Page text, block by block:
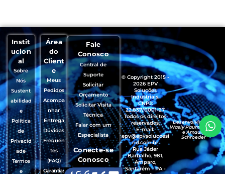
Instit
ucion
al
Sobre
Nós
Sustent
abilidad
e
Política
de
Privacid
ade
Termos
e
Área
do
Client
e
Meus
Pedidos
Acompa
nhar
Entrega
Dúvidas
Frequen
tes
(FAQ)
Garantias
Fale
Conosco
Central de
Suporte
Solicitar
Orçamento
Solicitar Visita
Técnica
Falar com um
Especialista
Conecte-se
Conosco
© Copyright 2015 -
2026 EPV
Soluções
Industriais.
CNPJ:
22.837/0001-27
Todos os direitos
reservados.
E-mail:
epv@epvsolucoesi
nd.com.br
Rua Jáder
Barbalho, 981,
Amparo,
Santarém - PA -
Brasil
Desenvolvido por
Wasly Paumgartten
e Amaury
Schroeder